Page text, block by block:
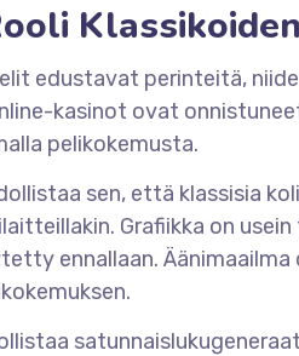
edustavat perinteitä,
kasinot ovat
pelikokemusta.
sen, että klassisia
Grafiikka on
ennallaan.